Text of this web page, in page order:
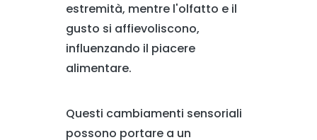
estremità, mentre l'olfatto e il
gusto si affievoliscono,
influenzando il piacere
alimentare.
Questi cambiamenti sensoriali
possono portare a un